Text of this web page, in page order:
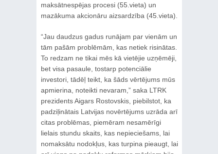
maksātnespējas procesi (55.vieta) un
mazākuma akcionāru aizsardzība (45.vieta).
“Jau daudzus gadus runājam par vienām un
tām pašām problēmām, kas netiek risinātas.
To redzam ne tikai mēs kā vietējie uzņēmēji,
bet visa pasaule, tostarp potenciālie
investori, tādēļ teikt, ka šāds vērtējums mūs
apmierina, noteikti nevaram,” saka LTRK
prezidents Aigars Rostovskis, piebilstot, ka
padziļinātais Latvijas novērtējums uzrāda arī
citas problēmas, piemēram nesamērīgi
lielais stundu skaits, kas nepieciešams, lai
nomaksātu nodokļus, kas turpina pieaugt, lai